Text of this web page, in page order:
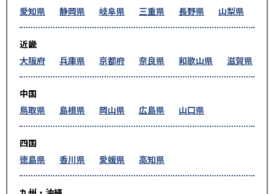
愛知県
静岡県 岐阜県 三重県 長野県 山梨県
近畿
大阪府
兵庫県 京都府 奈良県 和歌山県 滋賀県
中国
鳥取県
島根県 岡山県 広島県 山口県
四国
徳島県
香川県 愛媛県 高知県